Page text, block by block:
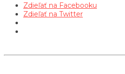
Zdieľať na Facebooku
Zdieľať na Twitter